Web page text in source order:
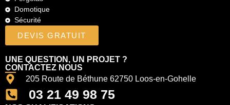
Domotique
Sécurité
DEVIS GRATUIT
UNE QUESTION, UN PROJET ?
CONTACTEZ NOUS
205 Route de Béthune 62750 Loos-en-Gohelle
03 21 49 98 75